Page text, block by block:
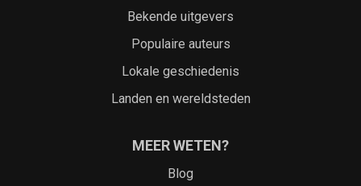
Bekende uitgevers
Populaire auteurs
Lokale geschiedenis
Landen en wereldsteden
MEER WETEN?
Blog